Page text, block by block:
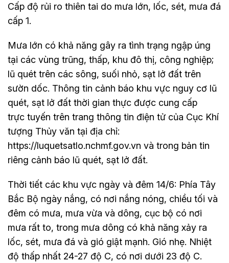
Cấp độ rủi ro thiên tai do mưa lớn, lốc, sét, mưa đá
cấp 1.
Mưa lớn có khả năng gây ra tình trạng ngập úng
tại các vùng trũng, thấp, khu đô thị, công nghiệp;
lũ quét trên các sông, suối nhỏ, sạt lở đất trên
sườn dốc. Thông tin cảnh báo khu vực nguy cơ lũ
quét, sạt lở đất thời gian thực được cung cấp
trực tuyến trên trang thông tin điện tử của Cục Khí
tượng Thủy văn tại địa chỉ:
https://luquetsatlo.nchmf.gov.vn và trong bản tin
riêng cảnh báo lũ quét, sạt lở đất.
Thời tiết các khu vực ngày và đêm 14/6: Phía Tây
Bắc Bộ ngày nắng, có nơi nắng nóng, chiều tối và
đêm có mưa, mưa vừa và dông, cục bộ có nơi
mưa rất to, trong mưa dông có khả năng xảy ra
lốc, sét, mưa đá và gió giật mạnh. Gió nhẹ. Nhiệt
độ thấp nhất 24-27 độ C, có nơi dưới 23 độ C.